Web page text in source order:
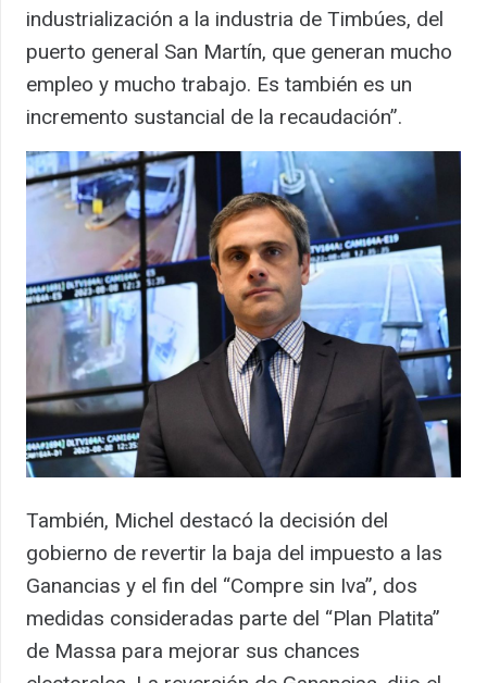
industrialización a la industria de Timbúes, del
puerto general San Martín, que generan mucho
empleo y mucho trabajo. Es también es un
incremento sustancial de la recaudación”.
También, Michel destacó la decisión del
gobierno de revertir la baja del impuesto a las
Ganancias y el fin del “Compre sin Iva”, dos
medidas consideradas parte del “Plan Platita”
de Massa para mejorar sus chances